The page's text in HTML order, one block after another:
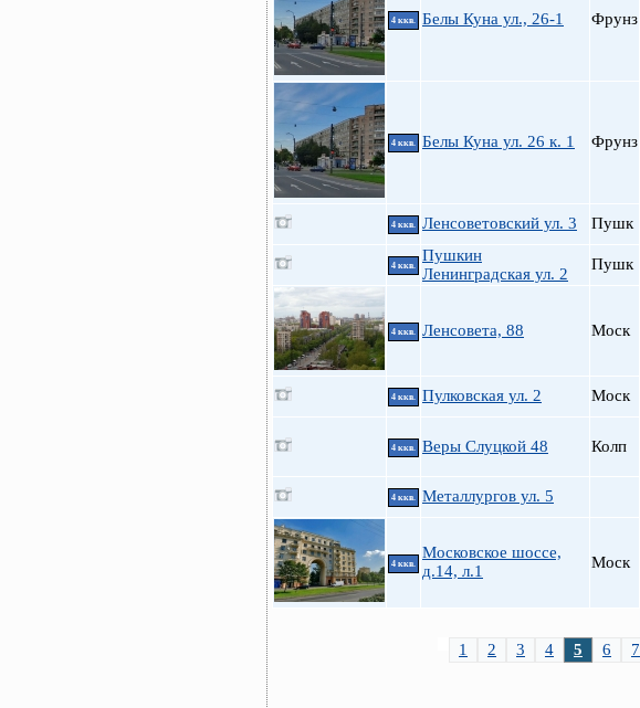
4 ккв. Белы Куна ул., 26-1 Фрунз
4 ккв. Белы Куна ул. 26 к. 1 Фрунз
4 ккв. Ленсоветовский ул. 3 Пушк
4 ккв.
Пушкин
Ленинградская ул. 2
Пушк
4 ккв. Ленсовета, 88 Моск
4 ккв. Пулковская ул. 2 Моск
4 ккв. Веры Слуцкой 48 Колп
4 ккв. Металлургов ул. 5
4 ккв.
Московское шоссе,
д.14, л.1
Моск
1 2 3 4 5 6 7